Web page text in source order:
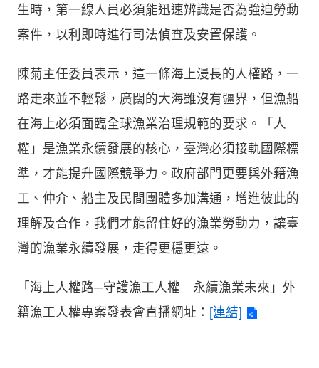
生時，第一線人員必須能迅速辨識是否為強迫勞動
案件，以利即時進行司法偵查及安置保護。
陳菊主任委員表示，這一條海上漫長的人權路，一
路走來並不輕鬆，廣闊的大海雖沒有疆界，但漁船
在海上必須面臨全球漁業治理規範的要求。「人
權」是漁業永續發展的核心，臺灣必須接軌國際標
準，才能提升國際競爭力。政府部門更要與外籍漁
工、仲介、船主及民間團體多加溝通，增進彼此的
理解及合作，我們才能留住好的漁業勞動力，讓臺
灣的漁業永續發展，走得更穩更遠。
「海上人權路─守護漁工人權 永續漁業未來」外
籍漁工人權專案發表會直播網址： [連結]